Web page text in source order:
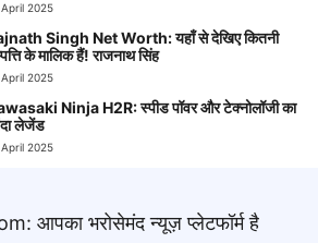
2025
Singh Net Worth: यहाँ से देखिए कितनी
के मालिक हैं! राजनाथ सिंह
2025
Ninja H2R: स्पीड पॉवर और टेक्नोलॉजी का
लेजेंड
2025